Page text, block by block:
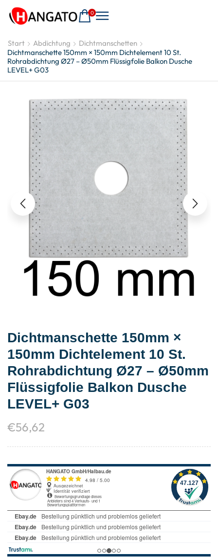
0
Start Abdichtung
Dichtmanschetten
Dichtmanschette 150mm × 150mm Dichtelement 10 St.
Rohrabdichtung Ø27 – Ø50mm Flüssigfolie Balkon Dusche
LEVEL+ G03
Dichtmanschette 150mm ×
150mm Dichtelement 10 St.
Rohrabdichtung Ø27 – Ø50mm
Flüssigfolie Balkon Dusche
LEVEL+ G03
€56,62